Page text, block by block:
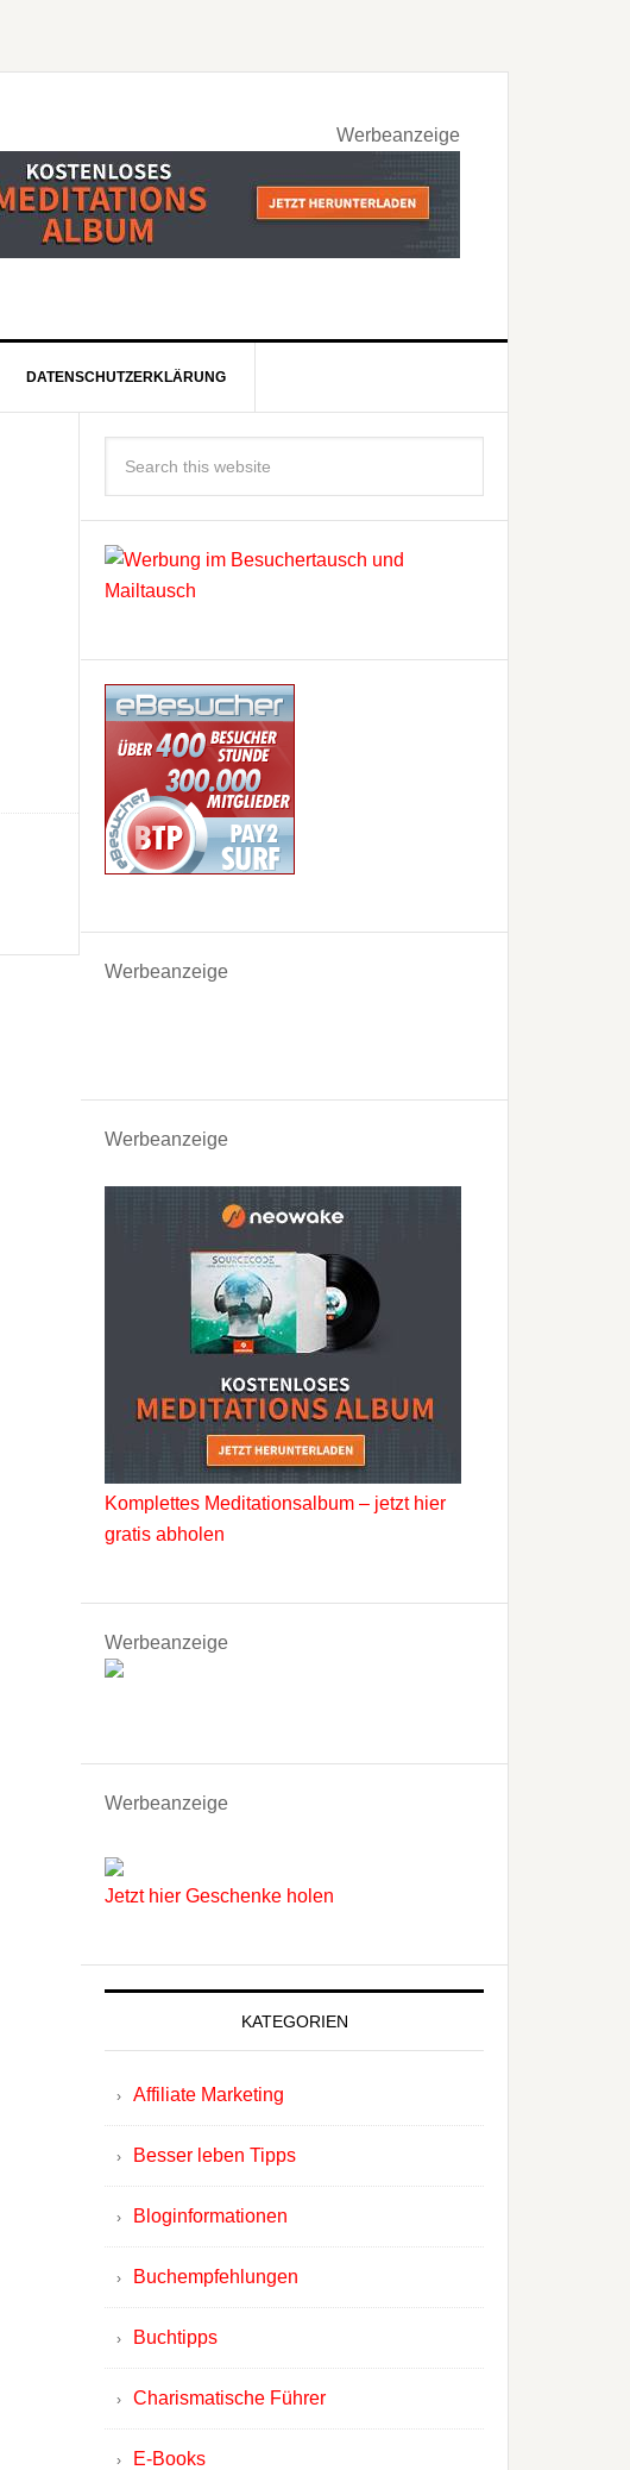
Werbeanzeige
DATENSCHUTZERKLÄRUNG
Werbeanzeige
Werbeanzeige
Komplettes Meditationsalbum – jetzt hier
gratis abholen
Werbeanzeige
Werbeanzeige
Jetzt hier Geschenke holen
KATEGORIEN
Affiliate Marketing
Besser leben Tipps
Bloginformationen
Buchempfehlungen
Buchtipps
Charismatische Führer
E-Books